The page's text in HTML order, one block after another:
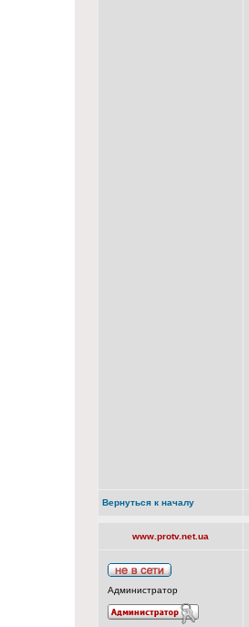
Вернуться к началу
www.protv.net.ua
Администратор